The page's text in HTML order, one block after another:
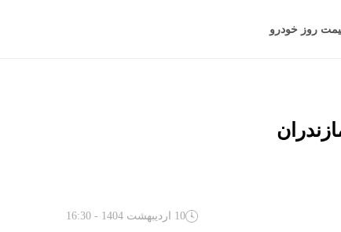
روز خودرو
10 اردیبهشت 1404 - 16:30